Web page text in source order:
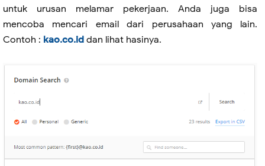
untuk urusan melamar pekerjaan. Anda juga bisa
mencoba mencari email dari perusahaan yang lain.
Contoh : kao.co.id dan lihat hasinya.